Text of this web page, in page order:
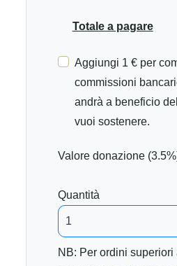
Totale a pagare
Aggiungi 1 € per
commissioni
andrà a beneficio
vuoi sostenere.
Valore donazione
Quantità
NB: Per ordini superiori